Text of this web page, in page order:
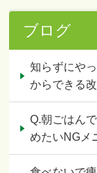
ブログ
知らずにや
からできる
Q.朝ごはん
めたいNGメ